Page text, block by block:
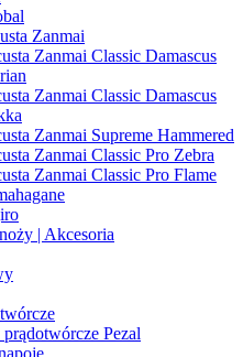
Zanmai
Zanmai Classic Damascus
Zanmai Classic Damascus
Zanmai Supreme Hammered
Zanmai Classic Pro Zebra
Zanmai Classic Pro Flame
| Akcesoria
Pezal